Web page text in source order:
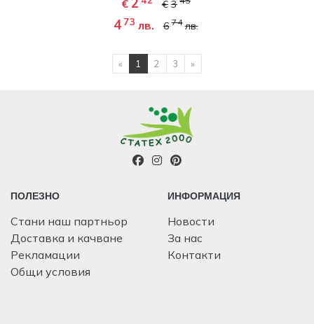
€ 2 € 3
4 73 лв. 6 74 лв.
« ПРЕДИШНА СТЪПКА
1 2 3 »
ПОЛЕЗНО
Стани наш партньор
Доставка и качване
Рекламации
Общи условия
ИНФОРМАЦИЯ
Новости
За нас
Контакти